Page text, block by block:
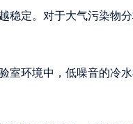
稳定。对于大气污染物
室环境中，低噪音的冷